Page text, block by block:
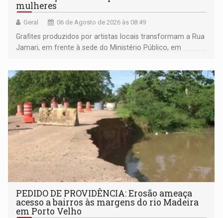
mulheres
Geral 06 de Agosto de 2026 às 08:49
Grafites produzidos por artistas locais transformam a Rua
Jamari, em frente à sede do Ministério Público, em
da Penha e o enfrentamento à violência
PEDIDO DE PROVIDÊNCIA: Erosão ameaça
acesso a bairros às margens do rio Madeira
em Porto Velho